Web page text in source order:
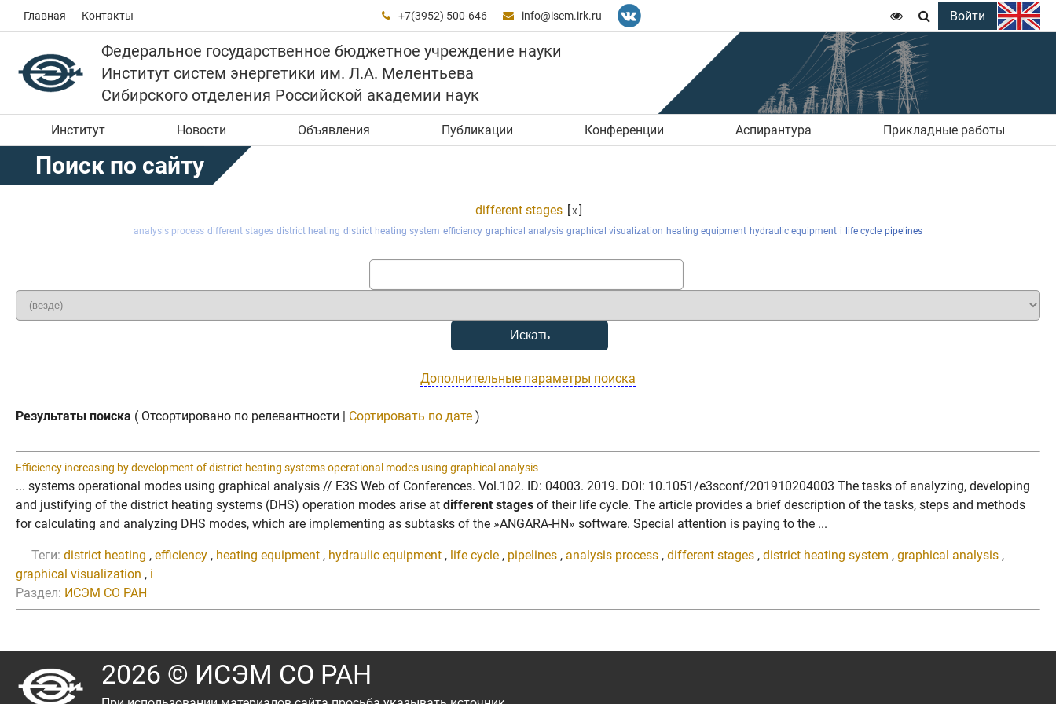
Главная Контакты  +7(3952) 500-646  info@isem.irk.ru   Войти
Федеральное государственное бюджетное учреждение науки
Институт систем энергетики им. Л.А. Мелентьева
Сибирского отделения Российской академии наук
Институт Новости Объявления Публикации Конференции Аспирантура Прикладные работы
Поиск по сайту
different stages [x]
analysis process different stages district heating district heating system efficiency graphical analysis graphical visualization heating equipment hydraulic equipment i life cycle pipelines
Дополнительные параметры поиска
Результаты поиска ( Отсортировано по релевантности | Сортировать по дате )
Efficiency increasing by development of district heating systems operational modes using graphical analysis
... systems operational modes using graphical analysis // E3S Web of Conferences. Vol.102. ID: 04003. 2019. DOI: 10.1051/e3sconf/201910204003 The tasks of analyzing, developing
and justifying of the district heating systems (DHS) operation modes arise at different stages of their life cycle. The article provides a brief description of the tasks, steps and methods
for calculating and analyzing DHS modes, which are implementing as subtasks of the »ANGARA-HN» software. Special attention is paying to the ...
Теги: district heating , efficiency , heating equipment , hydraulic equipment , life cycle , pipelines , analysis process , different stages , district heating system , graphical analysis ,
graphical visualization , i
Раздел: ИСЭМ СО РАН
2026 © ИСЭМ СО РАН